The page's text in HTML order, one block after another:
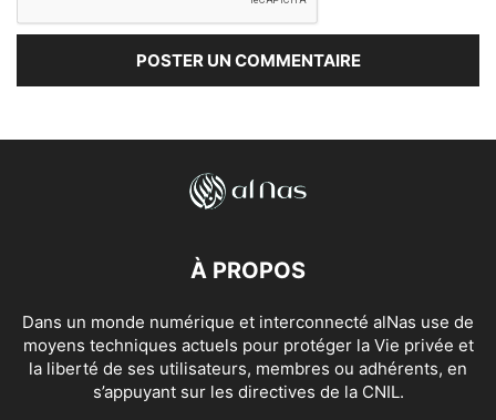
À PROPOS
Dans un monde numérique et interconnecté alNas use de
moyens techniques actuels pour protéger la Vie privée et
la liberté de ses utilisateurs, membres ou adhérents, en
s’appuyant sur les directives de la CNIL.